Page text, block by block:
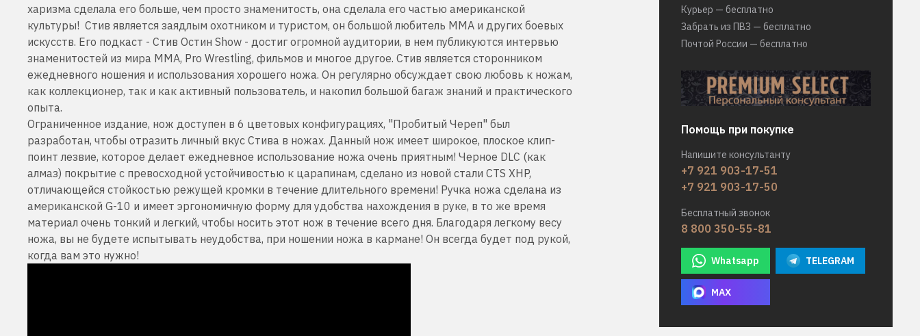
харизма сделала его больше, чем просто знаменитость, она сделала его частью американской
культуры! Стив является заядлым охотником и туристом, он большой любитель ММА и других боевых
искусств. Его подкаст - Стив Остин Show - достиг огромной аудитории, в нем публикуются интервью
знаменитостей из мира ММА, Pro Wrestling, фильмов и многое другое. Стив является сторонником
ежедневного ношения и использования хорошего ножа. Он регулярно обсуждает свою любовь к ножам,
как коллекционер, так и как активный пользователь, и накопил большой багаж знаний и практического
опыта.
Ограниченное издание, нож доступен в 6 цветовых конфигурациях, "Пробитый Череп" был
разработан, чтобы отразить личный вкус Стива в ножах. Данный нож имеет широкое, плоское клип-
поинт лезвие, которое делает ежедневное использование ножа очень приятным! Черное DLC (как
алмаз) покрытие с превосходной устойчивостью к царапинам, сделано из новой стали CTS XHP,
отличающейся стойкостью режущей кромки в течение длительного времени! Ручка ножа сделана из
американской G-10 и имеет эргономичную форму для удобства нахождения в руке, в то же время
материал очень тонкий и легкий, чтобы носить этот нож в течение всего дня. Благодаря легкому весу
ножа, вы не будете испытывать неудобства, при ношении ножа в кармане! Он всегда будет под рукой,
когда вам это нужно!
Курьер — бесплатно
Забрать из ПВЗ — бесплатно
Почтой России — бесплатно
Помощь при покупке
Напишите консультанту
+7 921 903-17-51
+7 921 903-17-50
Бесплатный звонок
8 800 350-55-81
Whatsapp TELEGRAM
MAX